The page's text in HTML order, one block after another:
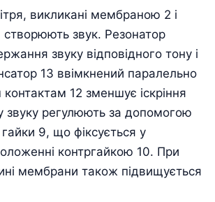
викликані мембраною 2 і
створюють звук. Резонатор
звуку відповідного тону і
13 ввімкнений паралельно
12 зменшує іскріння
звуку регулюють за допомогою
9, що фіксується у
контргайкою 10. При
мембрани також підвищується